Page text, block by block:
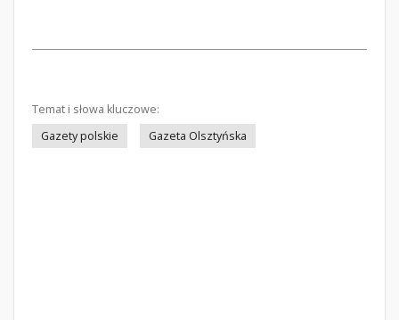
Temat i słowa kluczowe:
Gazety polskie
Gazeta Olsztyńska